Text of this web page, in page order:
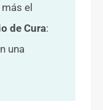
más el
de Cura:
una